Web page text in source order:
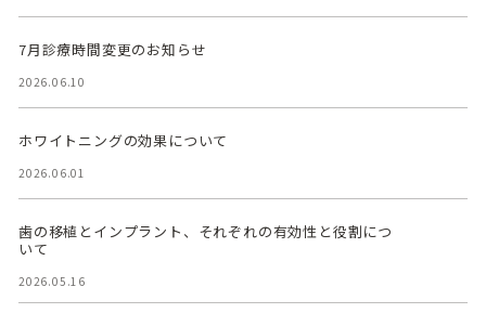
7月診療時間変更のお知らせ
2026.06.10
ホワイトニングの効果について
2026.06.01
歯の移植とインプラント、それぞれの有効性と役割につ
いて
2026.05.16